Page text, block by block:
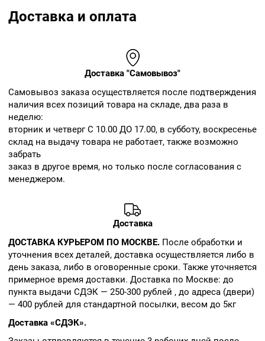
Доставка и оплата
Доставка "Самовывоз"
Cамовывоз заказа осуществляется после подтверждения
наличия всех позиций товара на складе, два раза в
неделю:
вторник и четверг С 10.00 ДО 17.00, в субботу, воскресенье
склад на выдачу товара не работает, также возможно
забрать
заказ в другое время, но только после согласования с
менеджером.
Доставка
ДОСТАВКА КУРЬЕРОМ ПО МОСКВЕ. После обработки и
уточнения всех деталей, доставка осуществляется либо в
день заказа, либо в оговоренные сроки. Также уточняется
примерное время доставки. Доставка по Москве: до
пункта выдачи СДЭК — 250-300 рублей , до адреса (двери)
— 400 рублей для стандартной посылки, весом до 5кг
Доставка «СДЭК».